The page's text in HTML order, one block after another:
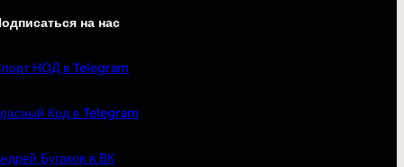
на нас
НОД в Telegram
Код в Telegram
Бугаков в ВК